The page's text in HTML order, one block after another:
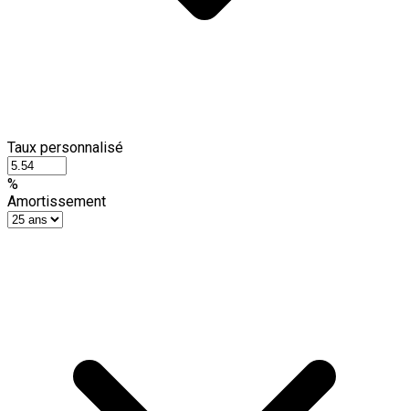
Taux personnalisé
%
Amortissement